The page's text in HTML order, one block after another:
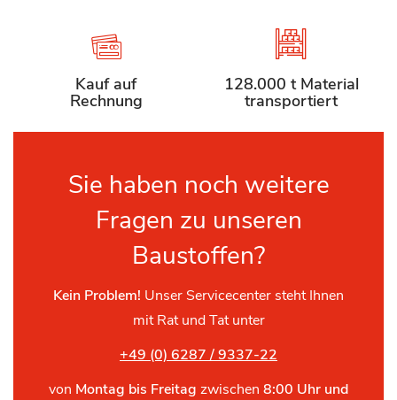
Kauf auf
Rechnung
128.000 t Material
transportiert
Sie haben noch weitere
Fragen zu unseren
Baustoffen?
Kein Problem! Unser Servicecenter steht Ihnen
mit Rat und Tat unter
+49 (0) 6287 / 9337-22
von Montag bis Freitag zwischen 8:00 Uhr und